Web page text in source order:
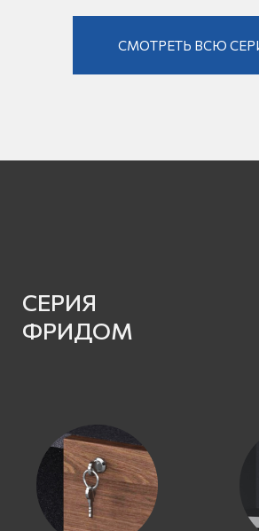
СМОТРЕТЬ ВСЮ
СЕРИЯ
ФРИДОМ